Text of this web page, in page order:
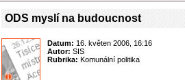
ODS myslí na budoucnost
Datum: 16. květen 2006, 16:16
Autor: SIS
Rubrika: Komunální politika